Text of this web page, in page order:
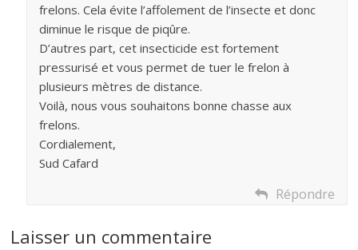
frelons. Cela évite l’affolement de l’insecte et donc
diminue le risque de piqûre.
D’autres part, cet insecticide est fortement
pressurisé et vous permet de tuer le frelon à
plusieurs mètres de distance.
Voilà, nous vous souhaitons bonne chasse aux
frelons.
Cordialement,
Sud Cafard
Répondre
Laisser un commentaire